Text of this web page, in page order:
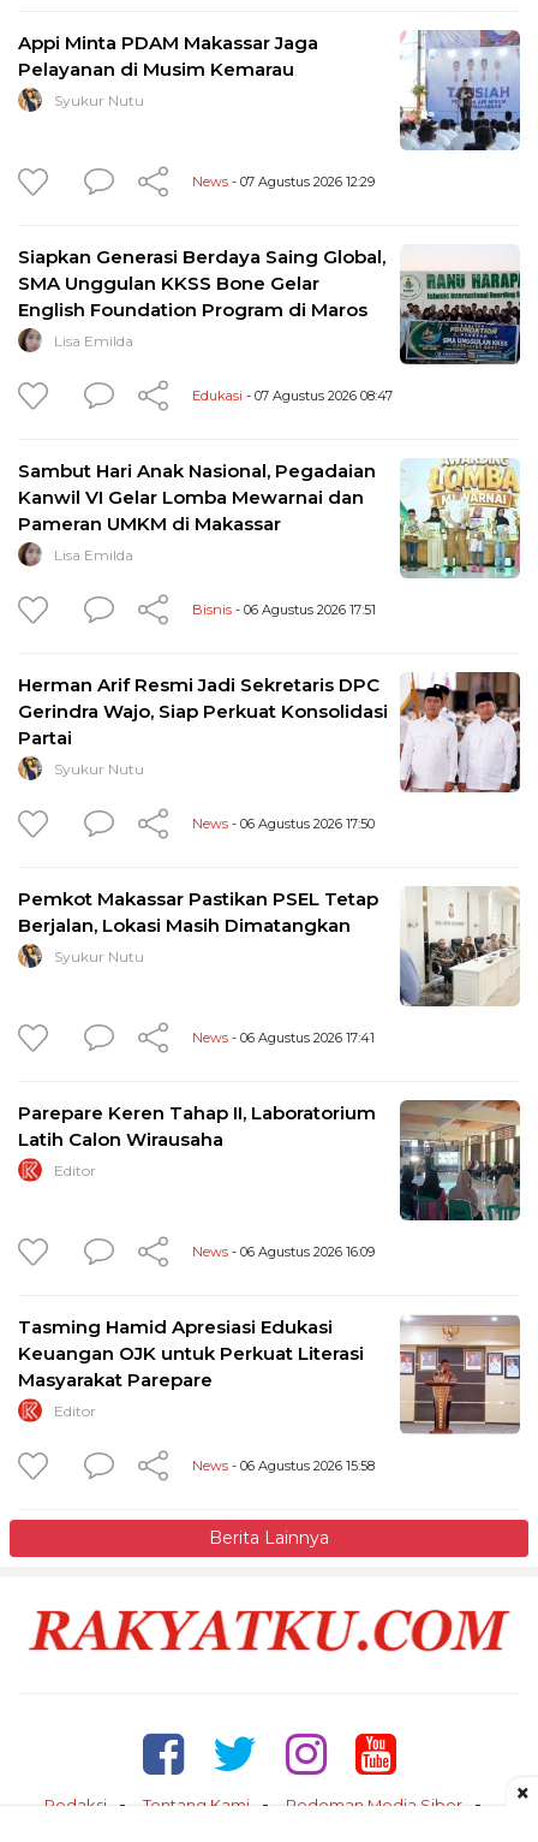
Appi Minta PDAM Makassar Jaga
Pelayanan di Musim Kemarau
Syukur Nutu
News - 07 Agustus 2026 12:29
Siapkan Generasi Berdaya Saing Global,
SMA Unggulan KKSS Bone Gelar
English Foundation Program di Maros
Lisa Emilda
Edukasi - 07 Agustus 2026 08:47
Sambut Hari Anak Nasional, Pegadaian
Kanwil VI Gelar Lomba Mewarnai dan
Pameran UMKM di Makassar
Lisa Emilda
Bisnis - 06 Agustus 2026 17:51
Herman Arif Resmi Jadi Sekretaris DPC
Gerindra Wajo, Siap Perkuat Konsolidasi
Partai
Syukur Nutu
News - 06 Agustus 2026 17:50
Pemkot Makassar Pastikan PSEL Tetap
Berjalan, Lokasi Masih Dimatangkan
Syukur Nutu
News - 06 Agustus 2026 17:41
Parepare Keren Tahap II, Laboratorium
Latih Calon Wirausaha
Editor
News - 06 Agustus 2026 16:09
Tasming Hamid Apresiasi Edukasi
Keuangan OJK untuk Perkuat Literasi
Masyarakat Parepare
Editor
News - 06 Agustus 2026 15:58
Berita Lainnya
Redaksi Tentang Kami
Pedoman Media Siber
×